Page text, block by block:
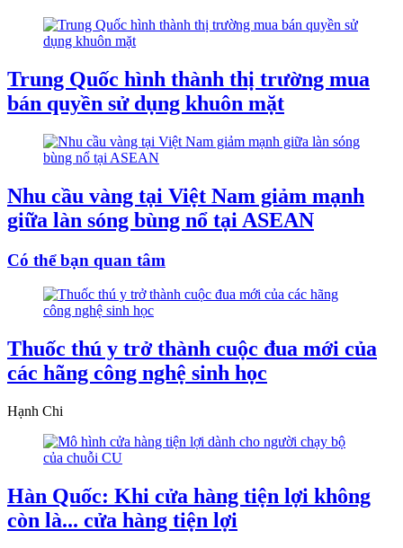
Trung Quốc hình thành thị trường mua
bán quyền sử dụng khuôn mặt
Nhu cầu vàng tại Việt Nam giảm mạnh
giữa làn sóng bùng nổ tại ASEAN
Có thể bạn quan tâm
Thuốc thú y trở thành cuộc đua mới của
các hãng công nghệ sinh học
Hạnh Chi
Hàn Quốc: Khi cửa hàng tiện lợi không
còn là... cửa hàng tiện lợi